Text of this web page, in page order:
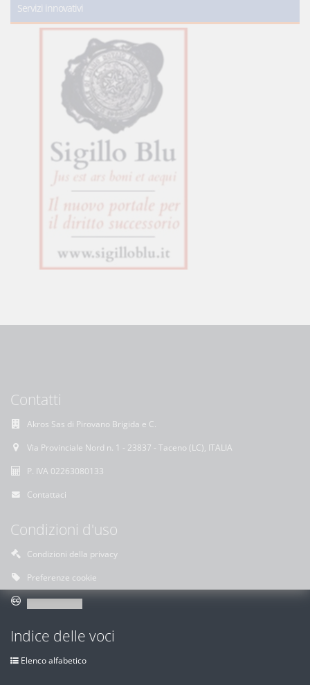
Servizi innovativi
Contatti
Akros Sas di Pirovano Brigida e C.
Via Provinciale Nord n. 1 - 23837 - Taceno (LC), ITALIA
P. IVA 02263080133
Contattaci
Condizioni d'uso
Condizioni della privacy
Preferenze cookie
Indice delle voci
Elenco alfabetico